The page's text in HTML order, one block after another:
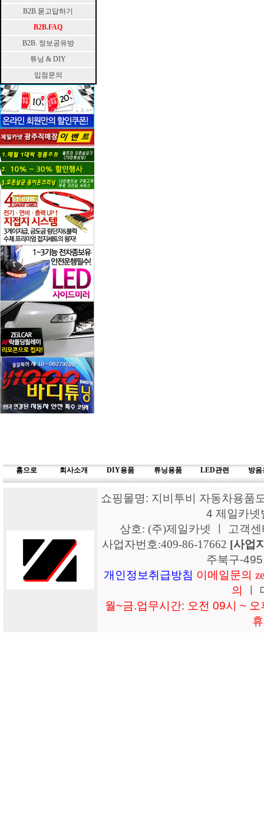
B2B.묻고답하기
B2B.FAQ
B2B. 정보공유방
튜닝 & DIY
입점문의
홈으로 회사소개 DIY용품 튜닝용품 LED관련 방음
쇼핑몰명: 지비투비 자동차용품
4 제일카
상호: (주)제일카넷 ㅣ 고객
사업자번호:409-86-17662 [사업
주북구-
개인정보취급방침 이메일문의
의
월~금.업무시간: 오전 09시 ~